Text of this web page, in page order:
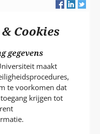
Cookies
gegevens
maakt
te voorkomen dat
krijgen tot